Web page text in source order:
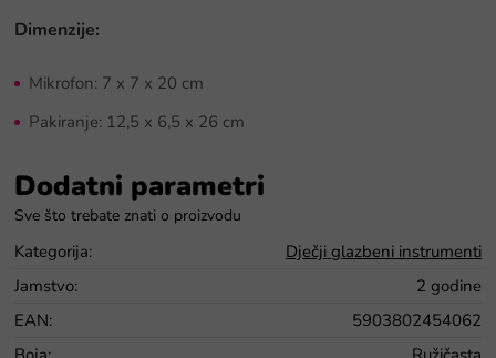
Dimenzije:
Mikrofon: 7 x 7 x 20 cm
Pakiranje: 12,5 x 6,5 x 26 cm
Dodatni parametri
Kategorija:
Dječji glazbeni instrumenti
Jamstvo:
2 godine
EAN:
5903802454062